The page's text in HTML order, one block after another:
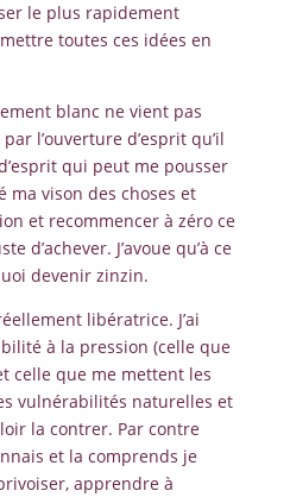
le plus rapidement
toutes ces idées en
blanc ne vient pas
l’ouverture d’esprit qu’il
qui peut me pousser
ma vison des choses et
et recommencer à zéro ce
d’achever. J’avoue qu’à ce
devenir zinzin.
libératrice. J’ai
à la pression (celle que
celle que me mettent les
vulnérabilités naturelles et
la contrer. Par contre
et la comprends je
apprendre à